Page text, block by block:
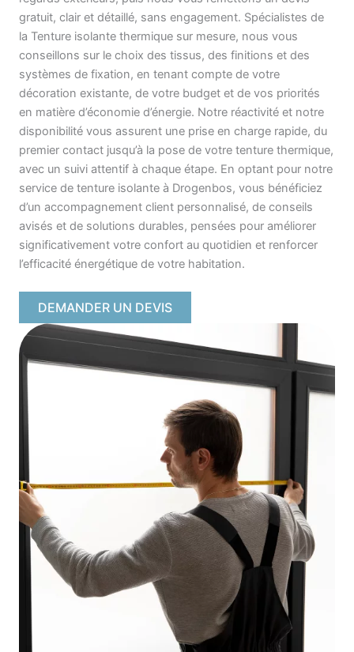
gratuit, clair et détaillé, sans engagement. Spécialistes de
la Tenture isolante thermique sur mesure, nous vous
conseillons sur le choix des tissus, des finitions et des
systèmes de fixation, en tenant compte de votre
décoration existante, de votre budget et de vos priorités
en matière d’économie d’énergie. Notre réactivité et notre
disponibilité vous assurent une prise en charge rapide, du
premier contact jusqu’à la pose de votre tenture thermique,
avec un suivi attentif à chaque étape. En optant pour notre
service de tenture isolante à Drogenbos, vous bénéficiez
d’un accompagnement client personnalisé, de conseils
avisés et de solutions durables, pensées pour améliorer
significativement votre confort au quotidien et renforcer
l’efficacité énergétique de votre habitation.
DEMANDER UN DEVIS